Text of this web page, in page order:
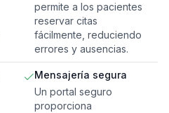
permite a los pacientes
reservar citas
fácilmente, reduciendo
errores y ausencias.
Mensajería segura
Un portal seguro
proporciona